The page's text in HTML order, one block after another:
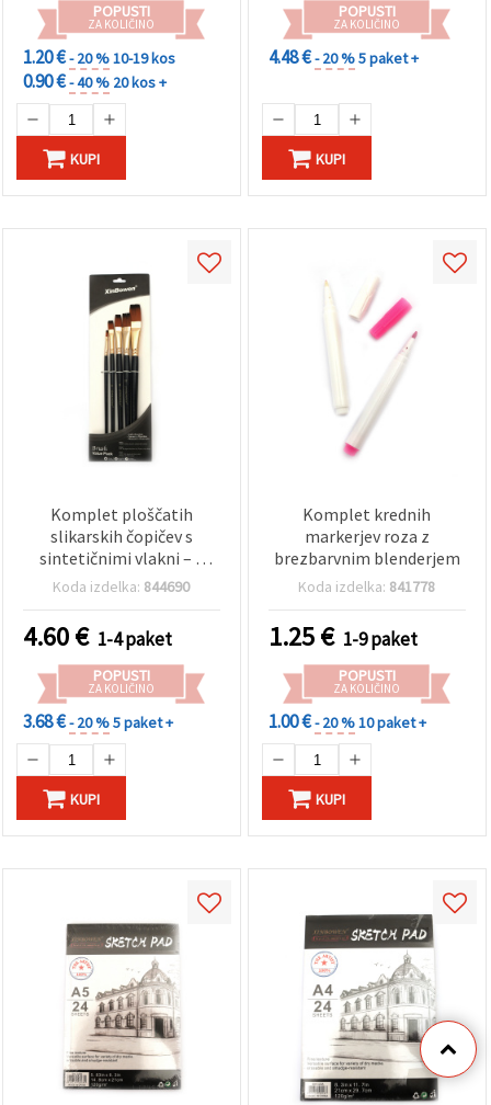
POPUSTI
ZA KOLIČINO
1.20 €- 20 %10-19 kos
0.90 €- 40 % 20 kos +
KUPI
POPUSTI
ZA KOLIČINO
4.48 €- 20 %5 paket +
KUPI
Komplet ploščatih
slikarskih čopičev s
sintetičnimi vlakni – 5
kosov
Koda izdelka: 844690
4.60€ 1-4 paket
POPUSTI
ZA KOLIČINO
3.68 €- 20 %5 paket +
KUPI
Komplet krednih
markerjev roza z
brezbarvnim blenderjem
Koda izdelka: 841778
1.25€ 1-9 paket
POPUSTI
ZA KOLIČINO
1.00 €- 20 %10 paket +
KUPI